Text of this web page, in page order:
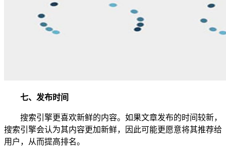
七、发布时间
搜索引擎更喜欢新鲜的内容。如果文章发布的时间较新，
搜索引擎会认为其内容更加新鲜，因此可能更愿意将其推荐给
用户，从而提高排名。